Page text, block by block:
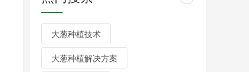
大葱种植技术
大葱种植解决方案